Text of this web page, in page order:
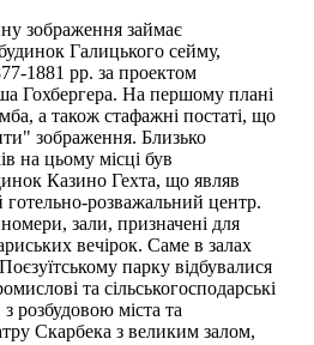
зображення займає
Галицького сейму,
1881 рр. за проектом
Гохбергера. На першому плані
а також стафажні постаті, що
зображення. Близько
на цьому місці був
Казино Гехта, що являв
розважальний центр.
зали, призначені для
вечірок. Саме в залах
парку відбувалися
та сільськогосподарські
розбудовою міста та
Скарбека з великим залом,